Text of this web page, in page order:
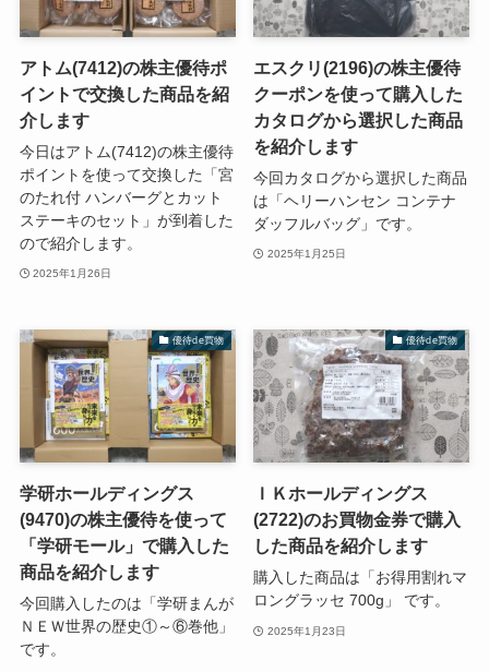
アトム(7412)の株主優待ポ
イントで交換した商品を紹
介します
今日はアトム(7412)の株主優待
ポイントを使って交換した「宮
のたれ付 ハンバーグとカット
ステーキのセット」が到着した
ので紹介します。
2025年1月26日
エスクリ(2196)の株主優待
クーポンを使って購入した
カタログから選択した商品
を紹介します
今回カタログから選択した商品
は「ヘリーハンセン コンテナ
ダッフルバッグ」です。
2025年1月25日
優待de買物
学研ホールディングス
(9470)の株主優待を使って
「学研モール」で購入した
商品を紹介します
今回購入したのは「学研まんが
ＮＥＷ世界の歴史①～⑥巻他」
です。
優待de買物
ＩＫホールディングス
(2722)のお買物金券で購入
した商品を紹介します
購入した商品は「お得用割れマ
ロングラッセ 700g」 です。
2025年1月23日